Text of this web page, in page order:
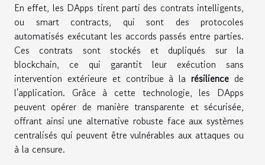
En effet, les DApps tirent parti des contrats intelligents,
ou smart contracts, qui sont des protocoles
automatisés exécutant les accords passés entre parties.
Ces contrats sont stockés et dupliqués sur la
blockchain, ce qui garantit leur exécution sans
intervention extérieure et contribue à la résilience de
l'application. Grâce à cette technologie, les DApps
peuvent opérer de manière transparente et sécurisée,
offrant ainsi une alternative robuste face aux systèmes
centralisés qui peuvent être vulnérables aux attaques ou
à la censure.